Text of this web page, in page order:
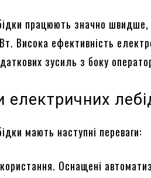
працюють значно швидше,
Висока ефективність
зусиль з боку
електричних
мають наступні переваги:
Оснащені